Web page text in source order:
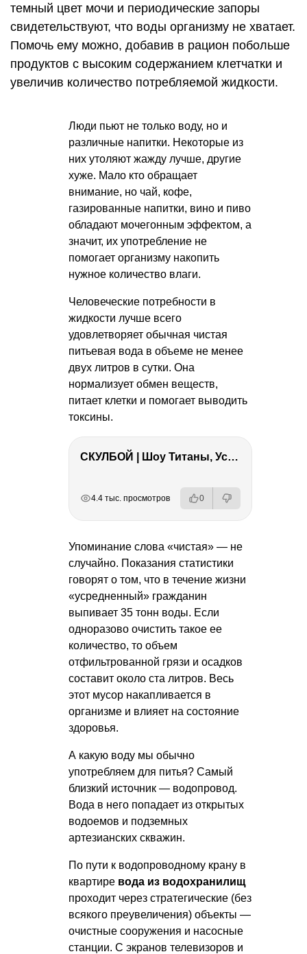
темный цвет мочи и периодические запоры
свидетельствуют, что воды организму не хватает.
Помочь ему можно, добавив в рацион побольше
продуктов с высоким содержанием клетчатки и
увеличив количество потребляемой жидкости.
Люди пьют не только воду, но и
различные напитки. Некоторые из
них утоляют жажду лучше, другие
хуже. Мало кто обращает
внимание, но чай, кофе,
газированные напитки, вино и пиво
обладают мочегонным эффектом, а
значит, их употребление не
помогает организму накопить
нужное количество влаги.
Человеческие потребности в
жидкости лучше всего
удовлетворяет обычная чистая
питьевая вода в объеме не менее
двух литров в сутки. Она
нормализует обмен веществ,
питает клетки и помогает выводить
токсины.
СКУЛБОЙ | Шоу Титаны, Усейн Болт, Ларрат, Зашквар!
4.4 тыс. просмотров 0
Упоминание слова «чистая» — не
случайно. Показания статистики
говорят о том, что в течение жизни
«усредненный» гражданин
выпивает 35 тонн воды. Если
одноразово очистить такое ее
количество, то объем
отфильтрованной грязи и осадков
составит около ста литров. Весь
этот мусор накапливается в
организме и влияет на состояние
здоровья.
А какую воду мы обычно
употребляем для питья? Самый
близкий источник — водопровод.
Вода в него попадает из открытых
водоемов и подземных
артезианских скважин.
По пути к водопроводному крану в
квартире вода из водохранилищ
проходит через стратегические (без
всякого преувеличения) объекты —
очистные сооружения и насосные
станции. С экранов телевизоров и